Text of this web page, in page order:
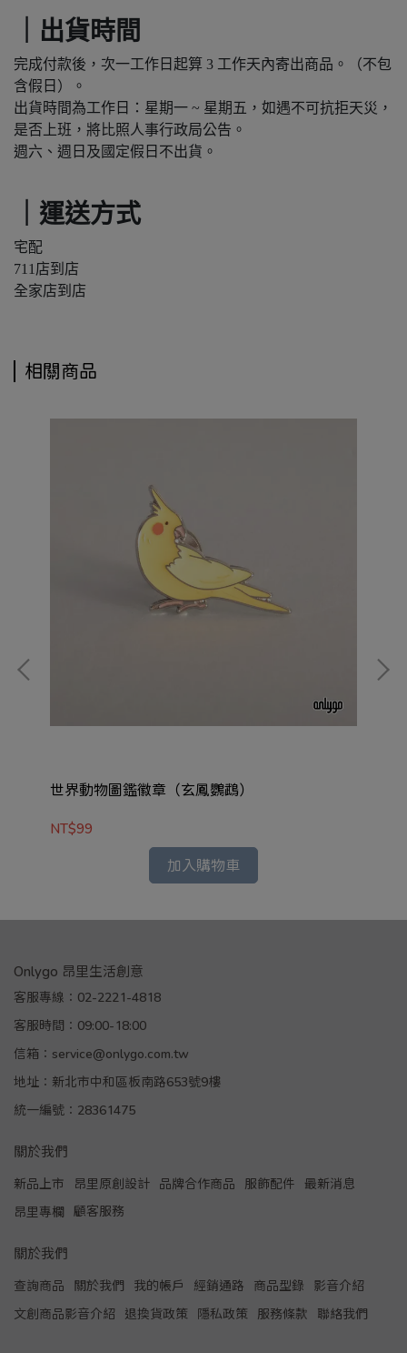
｜出貨時間
完成付款後，次一工作日起算 3 工作天內寄出商品。（不包
含假日）。
出貨時間為工作日：星期一 ~ 星期五，如遇不可抗拒天災，
是否上班，將比照人事行政局公告。
週六、週日及國定假日不出貨。
｜運送方式
宅配
711店到店
全家店到店
相關商品
世界動物圖鑑徽章（玄鳳鸚鵡）
NT$99
加入購物車
Onlygo 昂里生活創意
客服專線：02-2221-4818
客服時間：09:00-18:00
信箱：service@onlygo.com.tw
地址：新北市中和區板南路653號9樓
統一編號：28361475
關於我們
新品上市 昂里原創設計 品牌合作商品 服飾配件
最新消息
昂里專欄
顧客服務
關於我們
查詢商品 關於我們 我的帳戶 經銷通路 商品型錄
影音介紹
文創商品影音介紹
退換貨政策 隱私政策 服務條款 聯絡我們